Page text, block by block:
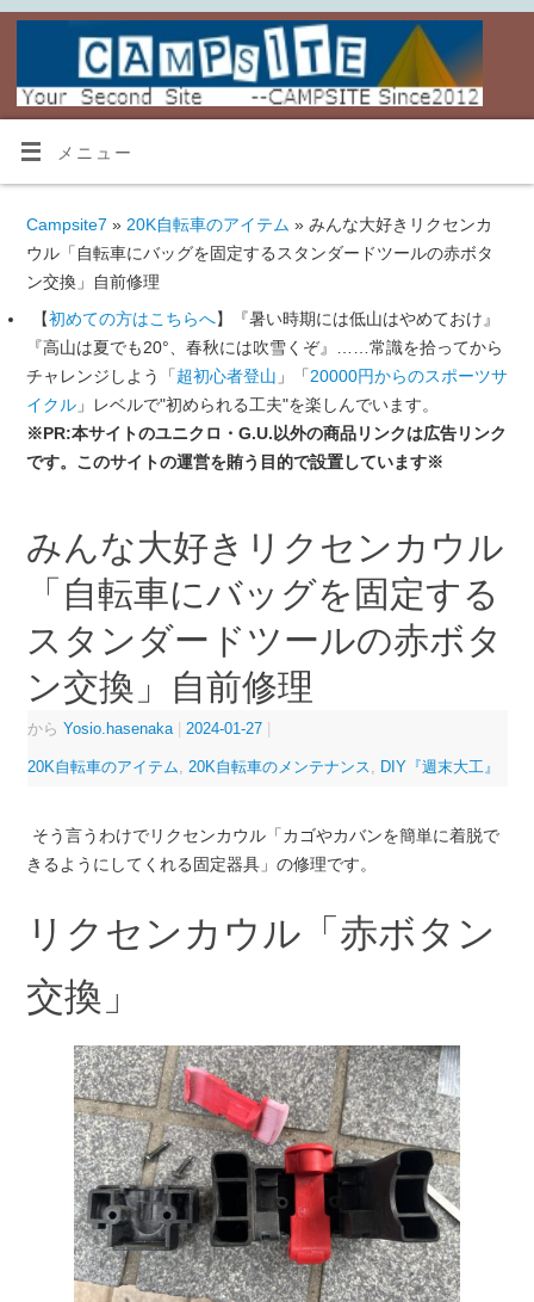
メニュー
Campsite7 » 20K自転車のアイテム » みんな大好きリクセンカ
ウル「自転車にバッグを固定するスタンダードツールの赤ボタ
ン交換」自前修理
【初めての方はこちらへ】『暑い時期には低山はやめておけ』
『高山は夏でも20°、春秋には吹雪くぞ』……常識を拾ってから
チャレンジしよう「超初心者登山 」「20000円からのスポーツサ
イクル」レベルで"初められる工夫"を楽しんでいます。
※PR:本サイトのユニクロ・G.U.以外の商品リンクは広告リンク
です。このサイトの運営を賄う目的で設置しています※
みんな大好きリクセンカウル
「自転車にバッグを固定する
スタンダードツールの赤ボタ
ン交換」自前修理
から Yosio.hasenaka 2024-01-27
20K自転車のアイテム 20K自転車のメンテナンス DIY『週末大工』
そう言うわけでリクセンカウル「カゴやカバンを簡単に着脱で
きるようにしてくれる固定器具」の修理です。
リクセンカウル「赤ボタン
交換」